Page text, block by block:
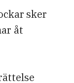
sker
åt